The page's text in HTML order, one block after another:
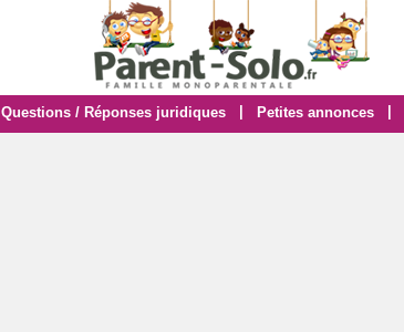
Questions / Réponses juridiques Petites annonces